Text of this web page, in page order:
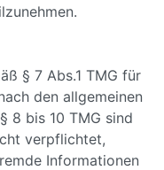
§ 7 Abs.1 TMG für
den allgemeinen
8 bis 10 TMG sind
verpflichtet,
Informationen